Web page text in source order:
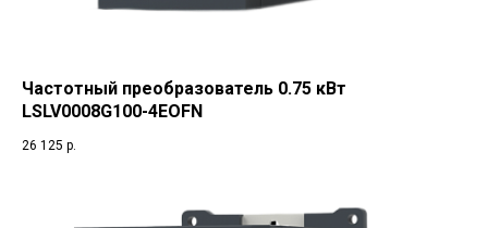
Частотный преобразователь 0.75 кВт
LSLV0008G100-4EOFN
26 125 р.